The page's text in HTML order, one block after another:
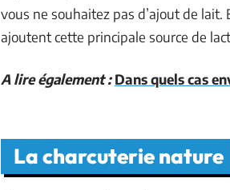
vous ne souhaitez pas d’ajout de
ajoutent cette principale source de
A lire également : Dans quels cas
La charcuterie nature